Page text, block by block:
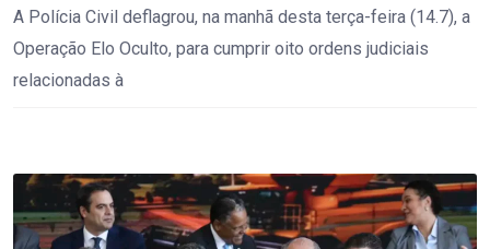
A Polícia Civil deflagrou, na manhã desta terça-feira (14.7), a
Operação Elo Oculto, para cumprir oito ordens judiciais
relacionadas à